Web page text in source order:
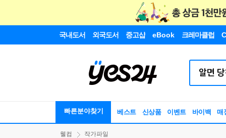
국내도서 외국도서 중고샵 eBook 크레마클럽
빠른분야찾기 베스트 신상품 이벤트 바이백 매
웰컴 작가파일